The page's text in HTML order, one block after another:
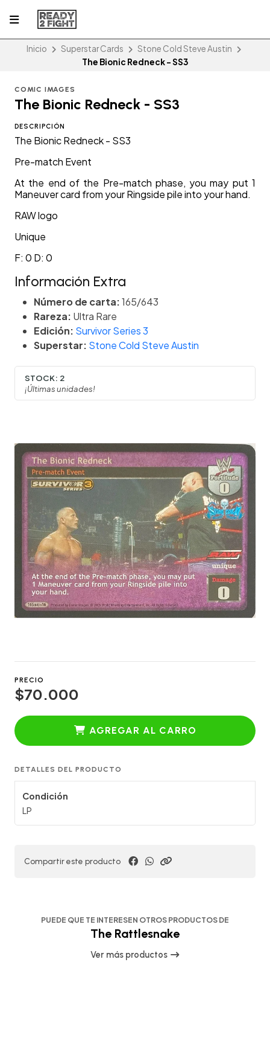
Inicio Superstar Cards
Stone Cold Steve Austin
The Bionic Redneck - SS3
COMIC IMAGES
The Bionic Redneck - SS3
DESCRIPCIÓN
The Bionic Redneck - SS3
Pre-match Event
At the end of the Pre-match phase, you may put 1
Maneuver card from your Ringside pile into your hand.
RAW logo
Unique
F: 0 D: 0
Información Extra
Número de carta:165/643
Rareza: Ultra Rare
Edición: Survivor Series 3
Superstar: Stone Cold Steve Austin
STOCK: 2
¡Últimas unidades!
PRECIO
$70.000
AGREGAR AL CARRO
DETALLES DEL PRODUCTO
Condición
LP
Compartir este producto
PUEDE QUE TE INTERESEN OTROS PRODUCTOS DE
The Rattlesnake
Ver más productos